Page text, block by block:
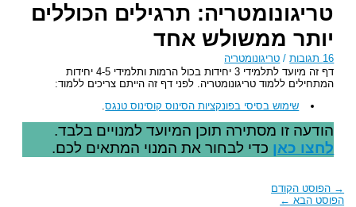
טריגונומטריה: תרגילים הכוללים
יותר ממשולש אחד
16 תגובות / טריגונומטריה
דף זה מיועד לתלמידי 3 יחידות בכול הרמות ותלמידי 4-5 יחידות
המתחילים ללמוד טריגונומטריה. לפני דף זה הייתם צריכים ללמוד:
שימוש בסיסי בפונקציות הסינוס קוסינוס טנגס.
הודעה זו מסתירה תוכן המיועד למנויים בלבד.
לחצו כאן כדי לבחור את המנוי המתאים לכם.
→ הפוסט הקודם
הפוסט הבא ←